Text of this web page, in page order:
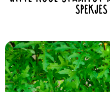
spekjes